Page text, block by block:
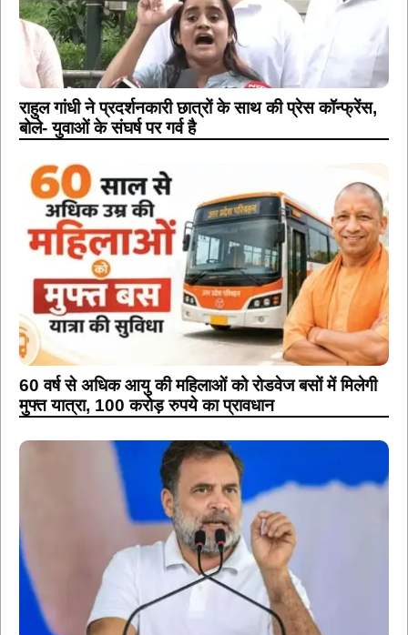
राहुल गांधी ने प्रदर्शनकारी छात्रों के साथ की प्रेस कॉन्फ्रेंस,
बोले- युवाओं के संघर्ष पर गर्व है
60 वर्ष से अधिक आयु की महिलाओं को रोडवेज बसों में मिलेगी
मुफ्त यात्रा, 100 करोड़ रुपये का प्रावधान